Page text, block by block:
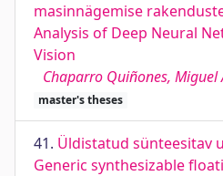
masinnägemise
Analysis of Deep Neural
Vision
Chaparro Quiñones, Miguel
master's theses
41. Üldistatud sünteesitav
Generic synthesizable